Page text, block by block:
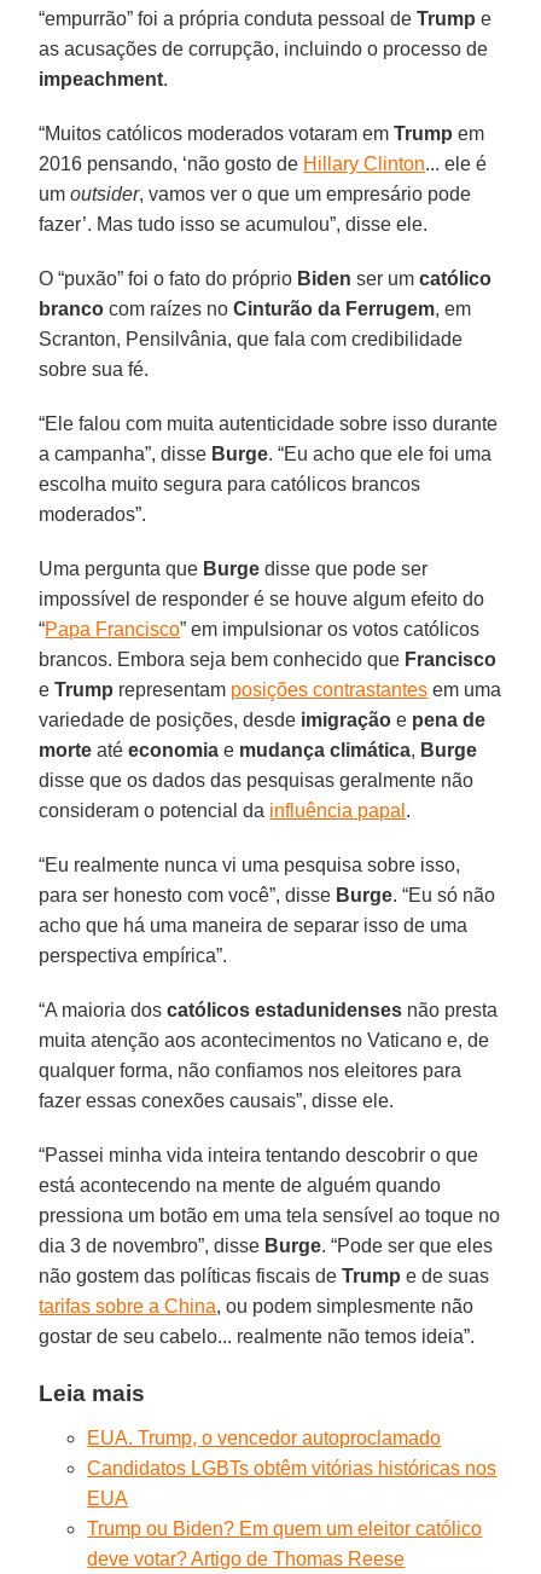
“empurrão” foi a própria conduta pessoal deTrump e
as acusações de corrupção, incluindo o processo de
impeachment.
“Muitos católicos moderados votaram emTrump em
2016 pensando, ‘não gosto de Hillary Clinton... ele é
umoutsider, vamos ver o que um empresário pode
fazer’. Mas tudo isso se acumulou”, disse ele.
O “puxão” foi o fato do próprio Biden ser umcatólico
branco com raízes noCinturão da Ferrugem, em
Scranton, Pensilvânia, que fala com credibilidade
sobre sua fé.
“Ele falou com muita autenticidade sobre isso durante
a campanha”, disse Burge. “Eu acho que ele foi uma
escolha muito segura para católicos brancos
moderados”.
Uma pergunta que Burge disse que pode ser
impossível de responder é se houve algum efeito do
“Papa Francisco” em impulsionar os votos católicos
brancos. Embora seja bem conhecido que Francisco
eTrump representam posições contrastantes em uma
variedade de posições, desde imigração e pena de
morte atéeconomia e mudança climática, Burge
disse que os dados das pesquisas geralmente não
consideram o potencial da influência papal .
“Eu realmente nunca vi uma pesquisa sobre isso,
para ser honesto com você”, disse Burge. “Eu só não
acho que há uma maneira de separar isso de uma
perspectiva empírica”.
“A maioria doscatólicos estadunidenses não presta
muita atenção aos acontecimentos no Vaticano e, de
qualquer forma, não confiamos nos eleitores para
fazer essas conexões causais”, disse ele.
“Passei minha vida inteira tentando descobrir o que
está acontecendo na mente de alguém quando
pressiona um botão em uma tela sensível ao toque no
dia 3 de novembro”, disse Burge. “Pode ser que eles
não gostem das políticas fiscais deTrump e de suas
tarifas sobre a China, ou podem simplesmente não
gostar de seu cabelo... realmente não temos ideia”.
Leia mais
EUA. Trump, o vencedor autoproclamado
Candidatos LGBTs obtêm vitórias históricas nos
EUA
Trump ou Biden? Em quem um eleitor católico
deve votar? Artigo de Thomas Reese